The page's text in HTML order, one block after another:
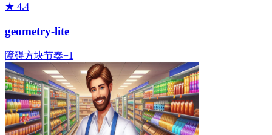
★ 4.4
geometry-lite
障碍方块节奏+1